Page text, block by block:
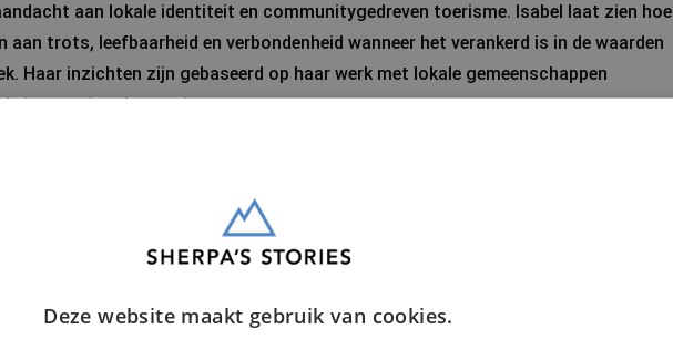
aan lokale identiteit en communitygedreven toerisme. Isabel laat zien hoe
aan trots, leefbaarheid en verbondenheid wanneer het verankerd is in de waarden
Haar inzichten zijn gebaseerd op haar werk met lokale gemeenschappen
internationale ervaring.
menselijk gedrag. Door strategische vraagstukken in toerisme te verbinden
zingeving en culturele verschillen, plaatst Isabel ontwikkelingen in een bredere
nieuwe perspectieven.
Deze website maakt gebruik van cookies.